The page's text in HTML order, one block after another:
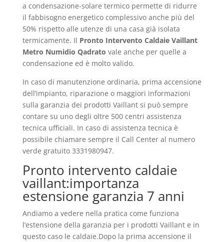
a condensazione-solare termico permette di ridurre
il fabbisogno energetico complessivo anche più del
50% rispetto alle utenze di una casa già isolata
termicamente. Il Pronto Intervento Caldaie Vaillant
Metro Numidio Qadrato vale anche per quelle a
condensazione ed è molto valido.
In caso di manutenzione ordinaria, prima accensione
dell’impianto, riparazione o maggiori informazioni
sulla garanzia dei prodotti Vaillant si può sempre
contare su uno degli oltre 500 centri assistenza
tecnica ufficiali. In caso di assistenza tecnica è
possibile chiamare sempre il Call Center al numero
verde gratuito 3331980947.
Pronto intervento caldaie
vaillant:importanza
estensione garanzia 7 anni
Andiamo a vedere nella pratica come funziona
l’estensione della garanzia per i prodotti Vaillant e in
questo caso le caldaie.Dopo la prima accensione il